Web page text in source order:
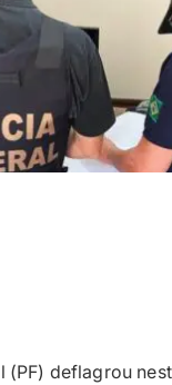
(PF) deflagrou